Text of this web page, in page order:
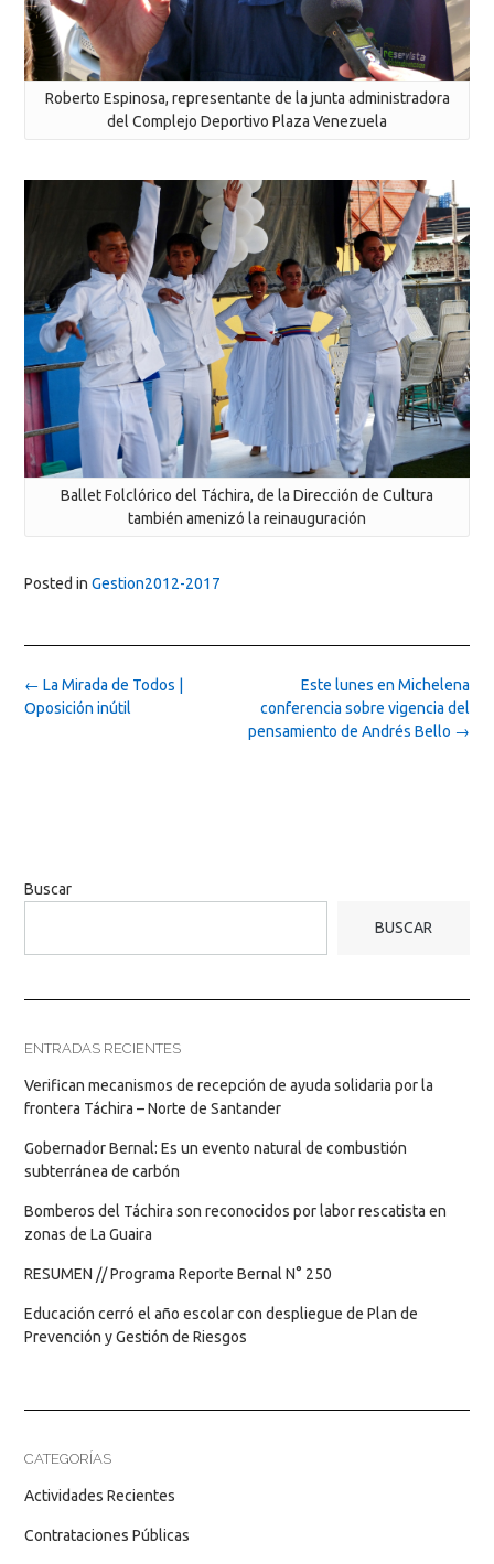
Roberto Espinosa, representante de la junta administradora
del Complejo Deportivo Plaza Venezuela
Ballet Folclórico del Táchira, de la Dirección de Cultura
también amenizó la reinauguración
Posted in Gestion2012-2017
Post
navigation
Este lunes en Michelena
conferencia sobre vigencia del
pensamiento de Andrés Bello →
← La Mirada de Todos |
Oposición inútil
Buscar
BUSCAR
ENTRADAS RECIENTES
Verifican mecanismos de recepción de ayuda solidaria por la
frontera Táchira – Norte de Santander
Gobernador Bernal: Es un evento natural de combustión
subterránea de carbón
Bomberos del Táchira son reconocidos por labor rescatista en
zonas de La Guaira
RESUMEN // Programa Reporte Bernal N° 250
Educación cerró el año escolar con despliegue de Plan de
Prevención y Gestión de Riesgos
CATEGORÍAS
Actividades Recientes
Contrataciones Públicas